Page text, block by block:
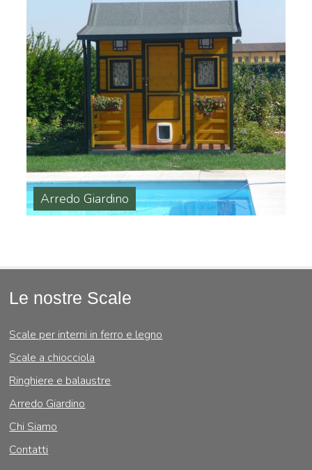
Arredo Giardino
Le nostre Scale
Scale per interni in ferro e legno
Scale a chiocciola
Ringhiere e balaustre
Arredo Giardino
Chi Siamo
Contatti